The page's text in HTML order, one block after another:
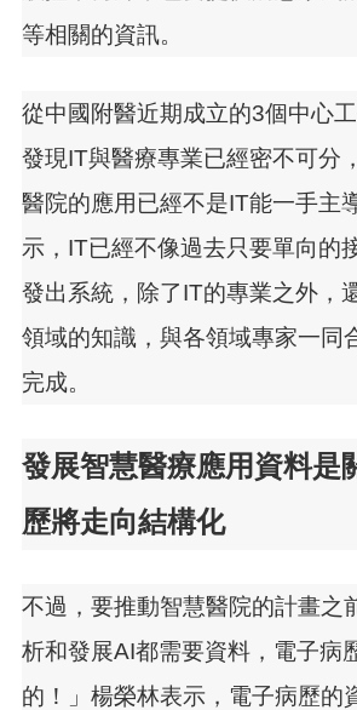
等相關的資訊。
從中國附醫近期成立的3個中心
發現IT與醫療專業已經密不可分
醫院的應用已經不是IT能一手主
示，IT已經不像過去只要單向的
發出系統，除了IT的專業之外，
領域的知識，與各領域專家一同
完成。
發展智慧醫療應用資料是
歷將走向結構化
不過，要推動智慧醫院的計畫之
析和發展AI都需要資料，電子病
的！」楊榮林表示，電子病歷的